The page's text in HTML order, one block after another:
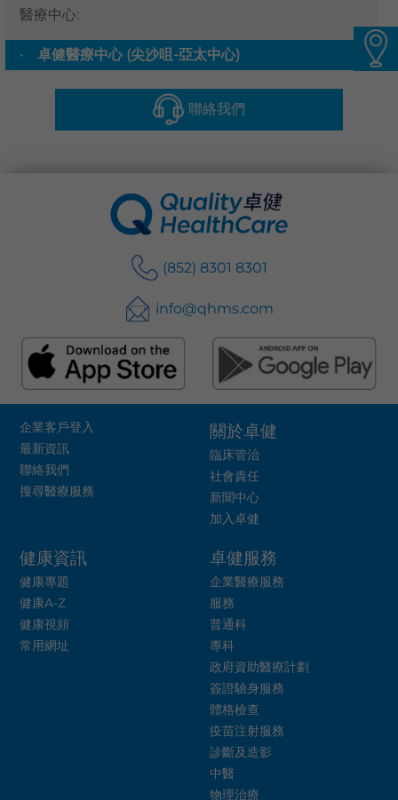
卓健eShop
醫療中心:
卓健醫療中心 (尖沙咀-亞太中心) ▼
聯絡我們
(852) 8301 8301
info@qhms.com
企業客戶登入
最新資訊
聯絡我們
搜尋醫療服務
關於卓健
臨床管治
社會責任
新聞中心
加入卓健
健康資訊
健康專題
健康A-Z
健康視頻
常用網址
卓健服務
企業醫療服務
服務
普通科
專科
政府資助醫療計劃
簽證驗身服務
體格檢查
疫苗注射服務
診斷及造影
中醫
物理治療